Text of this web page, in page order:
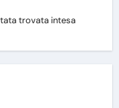
trovata intesa